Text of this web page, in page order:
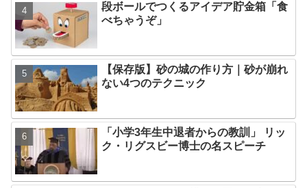
段ボールでつくるアイデア貯金箱「食
べちゃうぞ」
【保存版】砂の城の作り方｜砂が崩れ
ない4つのテクニック
「小学3年生中退者からの教訓」 リッ
ク・リグスビー博士の名スピーチ